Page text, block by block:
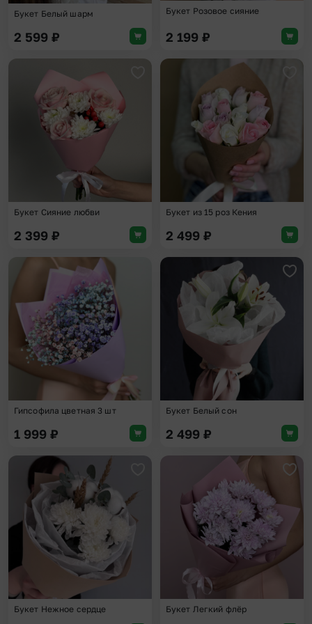
Букет Белый шарм
2 599 ₽
Букет Розовое сияние
2 199 ₽
Добавить в избранное
Букет Сияние любви
2 399 ₽
Букет из 15 роз Кения
2 499 ₽
Добавить в избранное
Гипсофила цветная 3 шт
1 999 ₽
Букет Белый сон
2 499 ₽
Добавить в избранное
Букет Нежное сердце Букет Легкий флёр